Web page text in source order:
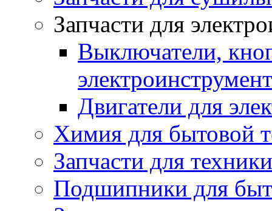
Запчасти для
Выключатели,
Двигатели для
Химия для бытовой
Запчасти для
Подшипники для